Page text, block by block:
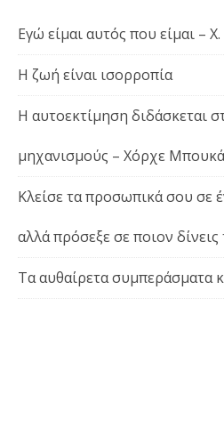
Εγώ είμαι αυτός που είμαι –
Η ζωή είναι ισορροπία
Η αυτοεκτίμηση διδάσκεται
μηχανισμούς – Χόρχε
Κλείσε τα προσωπικά σου σε
αλλά πρόσεξε σε ποιον δίνεις
Τα αυθαίρετα συμπεράσματα